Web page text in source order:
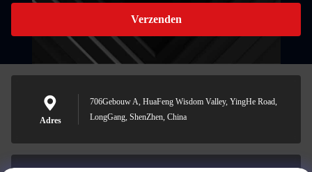
Verzenden
Adres
706Gebouw A, HuaFeng Wisdom Valley, YingHe Road,
LongGang, ShenZhen, China